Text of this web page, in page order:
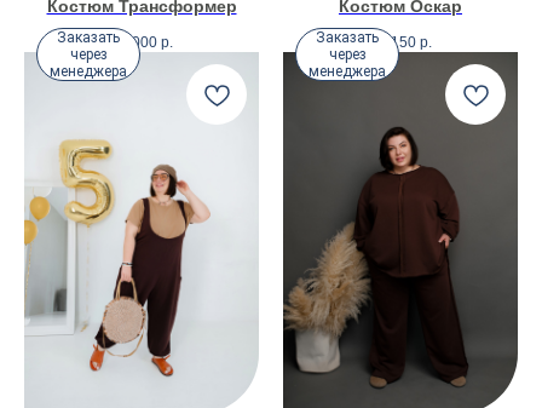
Костюм Трансформер
15 000 р.
Костюм Оскар
12 150 р.
Заказать
через
менеджера
Заказать
через
менеджера